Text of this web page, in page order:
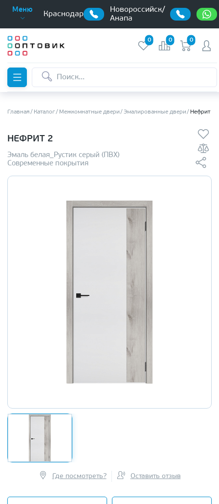
Меню
Краснодар
Новороссийск/
Анапа
0 0 0
Главная Каталог Межкомнатные двери Эмалированные двери Нефрит 2
НЕФРИТ 2
Эмаль белая_Рустик серый (ПВХ)
Современные покрытия
Где посмотреть? Оставить отзыв